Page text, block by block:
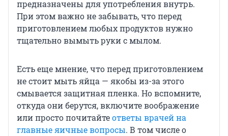
предназначены для употребления внутрь.
При этом важно не забывать, что перед
приготовлением любых продуктов нужно
тщательно вымыть руки с мылом.
Есть еще мнение, что перед приготовлением
не стоит мыть яйца — якобы из-за этого
смывается защитная пленка. Но вспомните,
откуда они берутся, включите воображение
или просто почитайтеответы врачей на
главные яичные вопросы. В том числе о